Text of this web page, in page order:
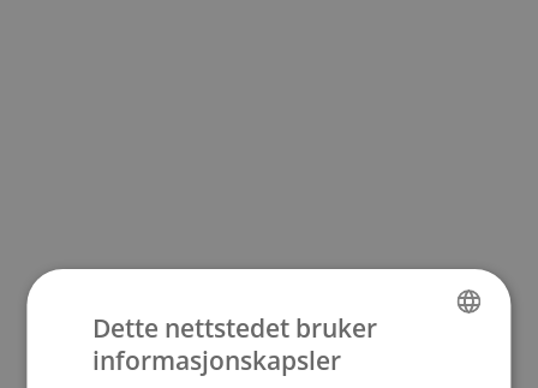
Dette nettstedet bruker
informasjonskapsler